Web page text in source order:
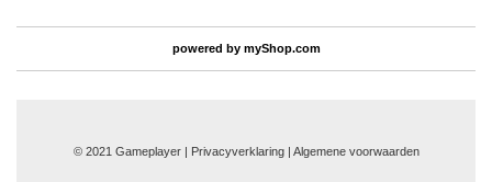
powered by myShop.com
© 2021 Gameplayer | Privacyverklaring | Algemene voorwaarden